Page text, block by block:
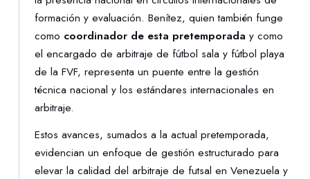
formación y evaluación. Benítez, quien también funge
como coordinador de esta pretemporada y como
el encargado de arbitraje de fútbol sala y fútbol playa
de la FVF, representa un puente entre la gestión
técnica nacional y los estándares internacionales en
arbitraje.
Estos avances, sumados a la actual pretemporada,
evidencian un enfoque de gestión estructurado para
elevar la calidad del arbitraje de futsal en Venezuela y